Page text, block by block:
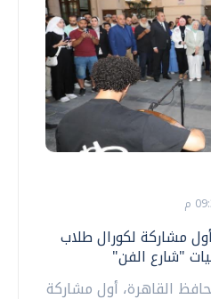
مشاركة لكورال طلاب
"شارع الفن"
القاهرة، أول مشاركة